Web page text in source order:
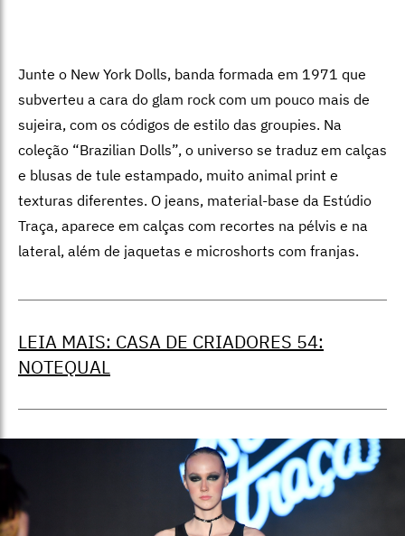
Junte o New York Dolls, banda formada em 1971 que
subverteu a cara do glam rock com um pouco mais de
sujeira, com os códigos de estilo das groupies. Na
coleção “Brazilian Dolls”, o universo se traduz em calças
e blusas de tule estampado, muito animal print e
texturas diferentes. O jeans, material-base da Estúdio
Traça, aparece em calças com recortes na pélvis e na
lateral, além de jaquetas e microshorts com franjas.
LEIA MAIS: CASA DE CRIADORES 54:
NOTEQUAL